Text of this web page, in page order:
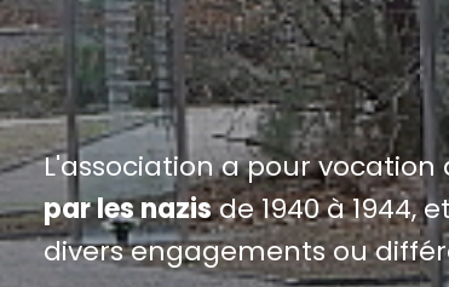
L'association a pour
par les nazisde 1940 à 1944,
divers engagements ou